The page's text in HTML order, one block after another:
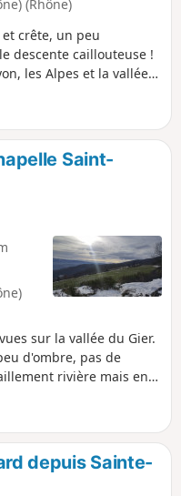
(Rhône)
crête, un peu
descente caillouteuse !
les Alpes et la vallée
Saint-
sur la vallée du Gier.
d'ombre, pas de
rivière mais en
depuis Sainte-